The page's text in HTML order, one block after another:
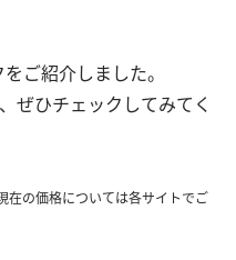
ご紹介しました。
ぜひチェックしてみてく
の価格については各サイトでご